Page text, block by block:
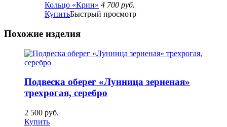
Кольцо «Крин» 4 700 руб.
КупитьБыстрый просмотр
Похожие изделия
Подвеска оберег «Лунница зерненая»
трехрогая, серебро
2 500 руб.
Купить